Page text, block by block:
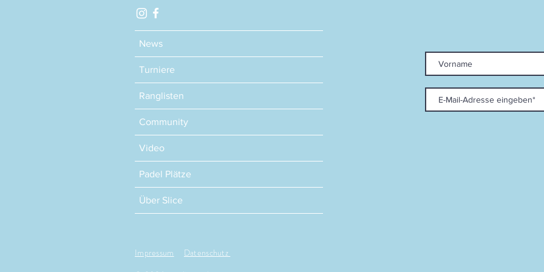
News
Turniere
Ranglisten
Community
Video
Padel Plätze
Über Slice
Impressum Datenschutz